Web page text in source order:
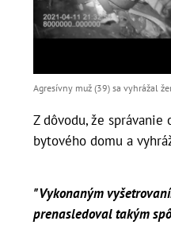
Agresívny muž (39) sa vyhrážal
Z dôvodu, že
bytového domu a
"Vykonaným
prenasledoval takým